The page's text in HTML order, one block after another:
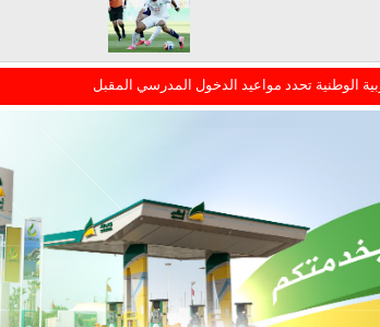
كبار المستثمرين الجزائر تستسلم
كبار العالم في جذب الاستثمارات التنموية
تتعرف على منافسيها في دوري أبطال إفريقيا
تؤطر مشروع قانون المالية 2027
الربط الجوي للمغرب مع 14 دولة أوروبية
“بنّاءً وإيجابياً” في الرباط
تستمر في المغرب
يهنئ جلالة الملك بمناسبة عيد العرش